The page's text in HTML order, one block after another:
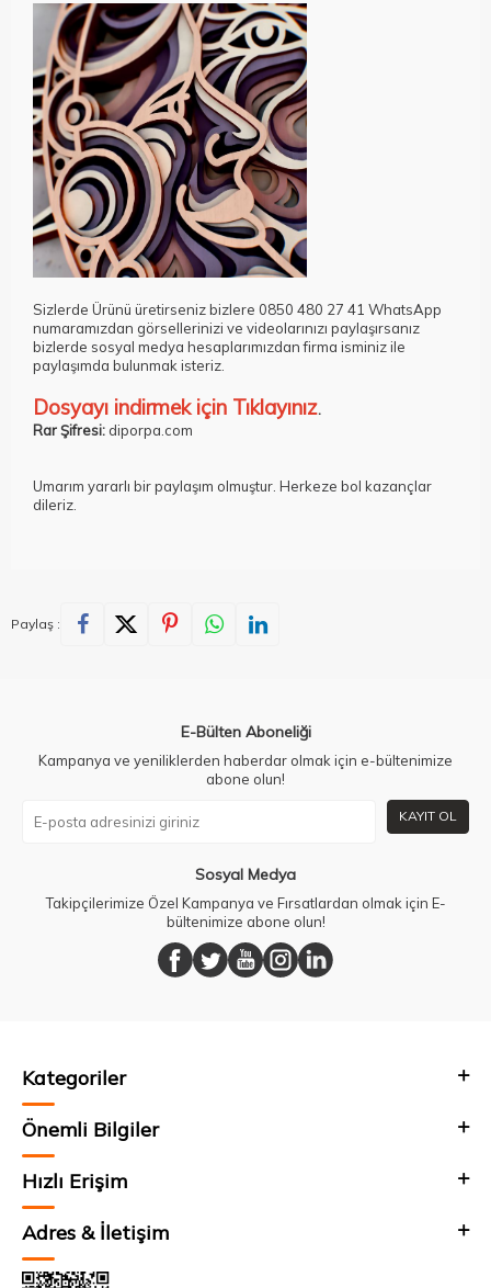
Sizlerde Ürünü üretirseniz bizlere 0850 480 27 41 WhatsApp
numaramızdan görsellerinizi ve videolarınızı paylaşırsanız
bizlerde sosyal medya hesaplarımızdan firma isminiz ile
paylaşımda bulunmak isteriz.
Dosyayı indirmek için Tıklayınız.
Rar Şifresi: diporpa.com
Umarım yararlı bir paylaşım olmuştur. Herkeze bol kazançlar
dileriz.
Paylaş :
E-Bülten Aboneliği
Kampanya ve yeniliklerden haberdar olmak için e-bültenimize
abone olun!
KAYIT OL
Sosyal Medya
Takipçilerimize Özel Kampanya ve Fırsatlardan olmak için E-
bültenimize abone olun!
Kategoriler
Önemli Bilgiler
Hızlı Erişim
Adres & İletişim